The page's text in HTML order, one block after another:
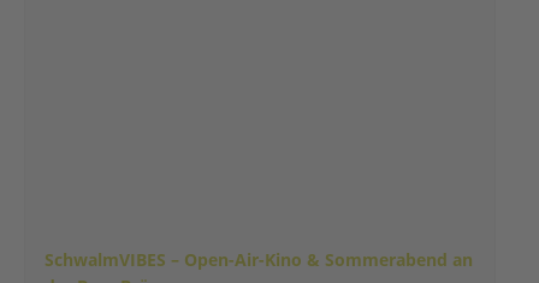
SchwalmVIBES – Open-Air-Kino & Sommerabend an